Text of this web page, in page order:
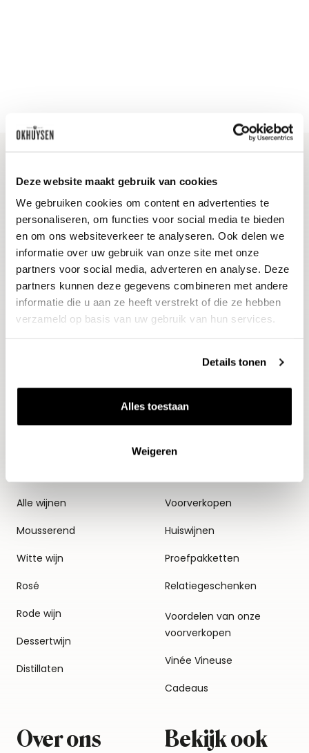
Deze website maakt gebruik van cookies
We gebruiken cookies om content en advertenties te
personaliseren, om functies voor social media te bieden
en om ons websiteverkeer te analyseren. Ook delen we
informatie over uw gebruik van onze site met onze
partners voor social media, adverteren en analyse. Deze
partners kunnen deze gegevens combineren met andere
informatie die u aan ze heeft verstrekt of die ze hebben
verzameld op basis van uw gebruik van hun services.
Details tonen
Alles toestaan
Weigeren
Blijf op de hoogte
Ontvang het laatste wijnnieuws, proeverijen en
evenementen
E-mailadres
Aanmelden
Alle wijnen
Mousserend
Witte wijn
Rosé
Rode wijn
Dessertwijn
Distillaten
Thema's
Voorverkopen
Huiswijnen
Proefpakketten
Relatiegeschenken
Voordelen van onze
voorverkopen
Vinée Vineuse
Cadeaus
Over ons Bekijk ook